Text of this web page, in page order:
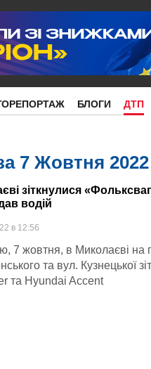
БЛОГИ ДТП
7 Жовтня 2022
зіткнулися
водій
в 12:56
7 жовтня, в Миколаєві на
та вул. Кузнецької
та Hyundai Accent